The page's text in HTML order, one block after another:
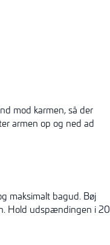
mod karmen, så der
armen op og ned ad
maksimalt bagud. Bøj
Hold udspændingen i 20